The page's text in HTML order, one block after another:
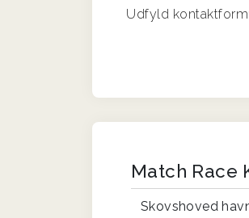
Udfyld
Match Race
Skovshoved